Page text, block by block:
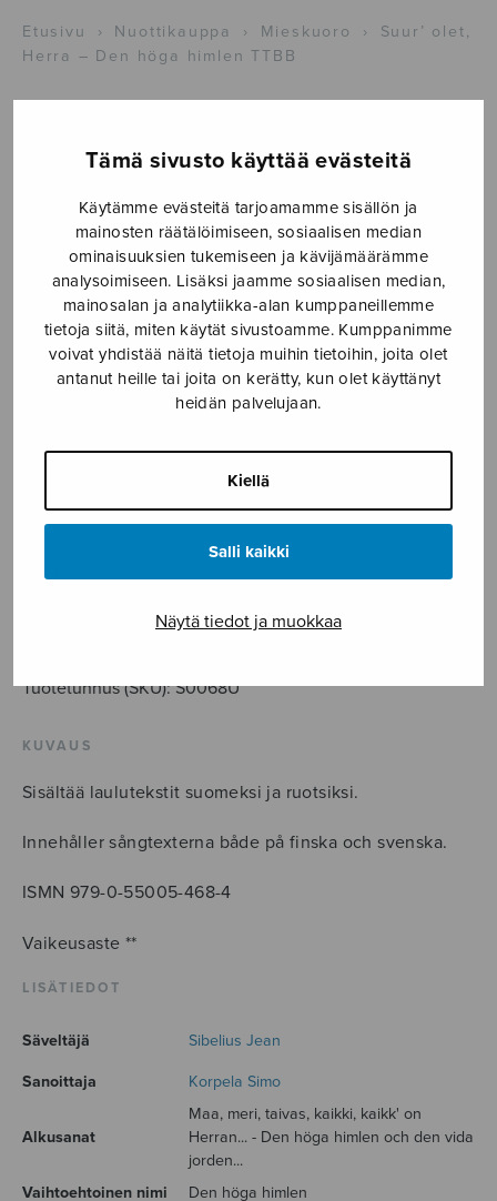
Tämä sivusto käyttää evästeitä
Käytämme evästeitä tarjoamamme sisällön ja
mainosten räätälöimiseen, sosiaalisen median
ominaisuuksien tukemiseen ja kävijämäärämme
analysoimiseen. Lisäksi jaamme sosiaalisen median,
mainosalan ja analytiikka-alan kumppaneillemme
tietoja siitä, miten käytät sivustoamme. Kumppanimme
voivat yhdistää näitä tietoja muihin tietoihin, joita olet
antanut heille tai joita on kerätty, kun olet käyttänyt
heidän palvelujaan.
Kiellä
Salli kaikki
Näytä tiedot ja muokkaa
Etusivu › Nuottikauppa › Mieskuoro ›
Suur’ olet,
Herra – Den höga himlen TTBB
Suur’ olet, Herra
– Den höga
himlen TTBB
3,60€
TTBB
määrä
LISÄÄ OSTOSKORIIN
Tuotetunnus (SKU):S0068U
KUVAUS
Sisältää laulutekstit suomeksi ja ruotsiksi.
Innehåller sångtexterna både på finska och svenska.
ISMN 979-0-55005-468-4
Vaikeusaste **
LISÄTIEDOT
Säveltäjä Sibelius Jean
Sanoittaja Korpela Simo
Alkusanat
Maa, meri, taivas, kaikki, kaikk' on
Herran... - Den höga himlen och den vida
jorden...
Vaihtoehtoinen nimi
Den höga himlen